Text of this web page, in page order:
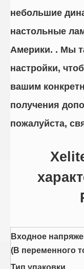
небольшие
настольные
Америки. . Мы
настройки,
вашим
получения
пожалуйста,
Входное
(В переменного
Тип упаковки